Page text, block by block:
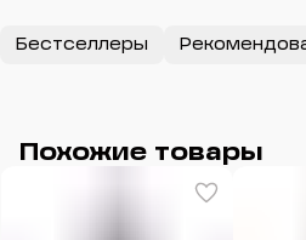
Бестселлеры
Похожие товары